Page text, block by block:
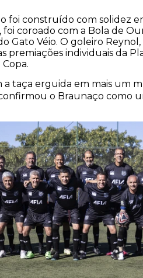
foi construído com solidez
coroado com a Bola de
Gato Véio. O goleiro
premiações individuais da
taça erguida em mais um
o Braunaço como